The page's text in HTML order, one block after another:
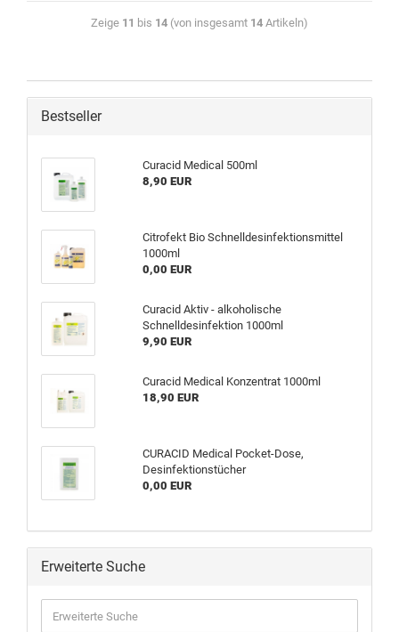
Zeige 11 bis 14 (von insgesamt 14 Artikeln)
Bestseller
Curacid Medical 500ml
8,90 EUR
Citrofekt Bio Schnelldesinfektionsmittel
1000ml
0,00 EUR
Curacid Aktiv - alkoholische
Schnelldesinfektion 1000ml
9,90 EUR
Curacid Medical Konzentrat 1000ml
18,90 EUR
CURACID Medical Pocket-Dose,
Desinfektionstücher
0,00 EUR
Erweiterte Suche